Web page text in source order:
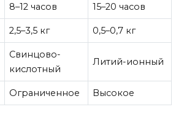
8–12 часов 15–20 часов
2,5–3,5 кг 0,5–0,7 кг
Свинцово-
кислотный
Литий-ионный
Ограниченное Высокое